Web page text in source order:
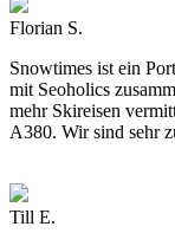
Florian S.
Snowtimes ist ein
mit Seoholics
mehr Skireisen
A380. Wir sind sehr
Till E.